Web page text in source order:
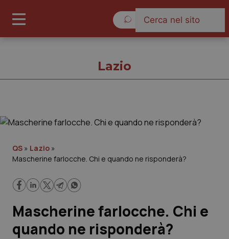
Cronache
Lavoro e Professioni
Lazio
QS » Lazio »
Mascherine farlocche. Chi e quando ne risponderà?
Mascherine farlocche. Chi e
quando ne risponderà?